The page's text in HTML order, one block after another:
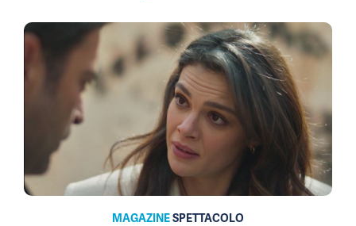
MAGAZINESPETTACOLO